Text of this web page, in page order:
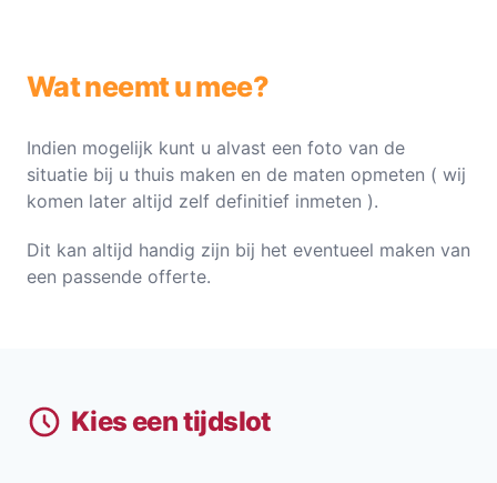
Wat neemt u mee?
Indien mogelijk kunt u alvast een foto van de
situatie bij u thuis maken en de maten opmeten ( wij
komen later altijd zelf definitief inmeten ).
Dit kan altijd handig zijn bij het eventueel maken van
een passende offerte.
Kies een tijdslot